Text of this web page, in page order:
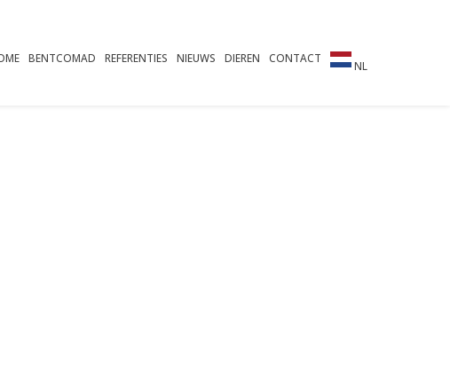
BENTCOMAD REFERENTIES NIEUWS DIEREN CONTACT
NL